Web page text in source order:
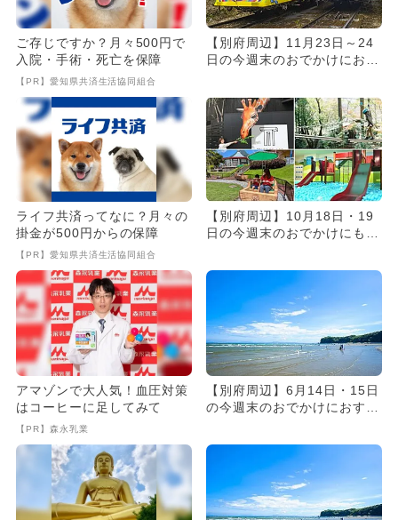
ご存じですか？月々500円で
入院・手術・死亡を保障
【PR】愛知県共済生活協同組合
【別府周辺】11月23日～24
日の今週末のおでかけにおす
ライフ共済ってなに？月々の
掛金が500円からの保障
【PR】愛知県共済生活協同組合
【別府周辺】10月18日・19
日の今週末のおでかけにもお
アマゾンで大人気！血圧対策
はコーヒーに足してみて
【PR】森永乳業
【別府周辺】6月14日・15日
の今週末のおでかけにおすす